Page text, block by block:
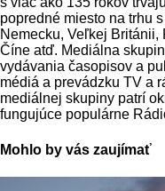
popredné miesto na trhu
Nemecku, Veľkej
Číne atď. Mediálna
vydávania časopisov a
médiá a prevádzku TV a
mediálnej skupiny patrí
fungujúce populárne
Mohlo by vás zaujímať